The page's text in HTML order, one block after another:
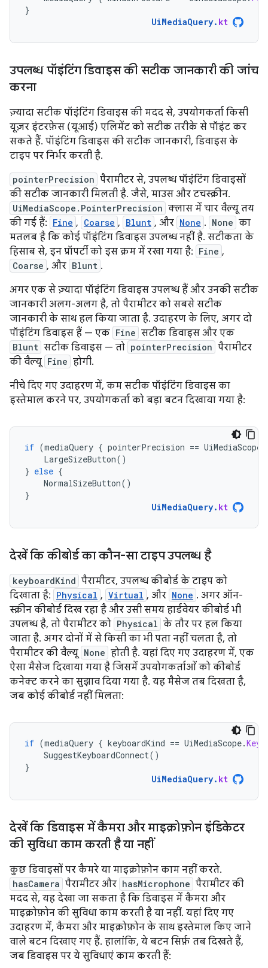
}
UiMediaQuery. kt
उपलब्ध पॉइंटिंग डिवाइस की सटीक जानकारी की जांच
करना
ज़्यादा सटीक पॉइंटिंग डिवाइस की मदद से, उपयोगकर्ता किसी
यूज़र इंटरफ़ेस (यूआई) एलिमेंट को सटीक तरीके से पॉइंट कर
सकते हैं. पॉइंटिंग डिवाइस की सटीक जानकारी, डिवाइस के
टाइप पर निर्भर करती है.
pointerPrecision पैरामीटर से, उपलब्ध पॉइंटिंग डिवाइसों
की सटीक जानकारी मिलती है. जैसे, माउस और टचस्क्रीन.
UiMediaScope.PointerPrecision क्लास में चार वैल्यू तय
की गई हैं: Fine , Coarse , Blunt , और None . None का
मतलब है कि कोई पॉइंटिंग डिवाइस उपलब्ध नहीं है. सटीकता के
हिसाब से, इन प्रॉपर्टी को इस क्रम में रखा गया है: Fine ,
Coarse , और Blunt .
अगर एक से ज़्यादा पॉइंटिंग डिवाइस उपलब्ध हैं और उनकी सटीक
जानकारी अलग-अलग है, तो पैरामीटर को सबसे सटीक
जानकारी के साथ हल किया जाता है. उदाहरण के लिए, अगर दो
पॉइंटिंग डिवाइस हैं — एक Fine सटीक डिवाइस और एक
Blunt सटीक डिवाइस — तो pointerPrecision पैरामीटर
की वैल्यू Fine होगी.
नीचे दिए गए उदाहरण में, कम सटीक पॉइंटिंग डिवाइस का
इस्तेमाल करने पर, उपयोगकर्ता को बड़ा बटन दिखाया गया है:
if (mediaQuery { pointerPrecision == UiMediaScope
LargeSizeButton()
} else {
NormalSizeButton()
}
UiMediaQuery. kt
देखें कि कीबोर्ड का कौन-सा टाइप उपलब्ध है
keyboardKind पैरामीटर, उपलब्ध कीबोर्ड के टाइप को
दिखाता है: Physical , Virtual , और None . अगर ऑन-
स्क्रीन कीबोर्ड दिख रहा है और उसी समय हार्डवेयर कीबोर्ड भी
उपलब्ध है, तो पैरामीटर को Physical के तौर पर हल किया
जाता है. अगर दोनों में से किसी का भी पता नहीं चलता है, तो
पैरामीटर की वैल्यू None होती है. यहां दिए गए उदाहरण में, एक
ऐसा मैसेज दिखाया गया है जिसमें उपयोगकर्ताओं को कीबोर्ड
कनेक्ट करने का सुझाव दिया गया है. यह मैसेज तब दिखता है,
जब कोई कीबोर्ड नहीं मिलता:
if (mediaQuery { keyboardKind == UiMediaScope.
SuggestKeyboardConnect()
}
UiMediaQuery. kt
देखें कि डिवाइस में कैमरा और माइक्रोफ़ोन इंडिकेटर
की सुविधा काम करती है या नहीं
कुछ डिवाइसों पर कैमरे या माइक्रोफ़ोन काम नहीं करते.
hasCamera पैरामीटर और hasMicrophone पैरामीटर की
मदद से, यह देखा जा सकता है कि डिवाइस में कैमरा और
माइक्रोफ़ोन की सुविधा काम करती है या नहीं. यहां दिए गए
उदाहरण में, कैमरा और माइक्रोफ़ोन के साथ इस्तेमाल किए जाने
वाले बटन दिखाए गए हैं. हालांकि, ये बटन सिर्फ़ तब दिखते हैं,
जब डिवाइस पर ये सुविधाएं काम करती हैं: